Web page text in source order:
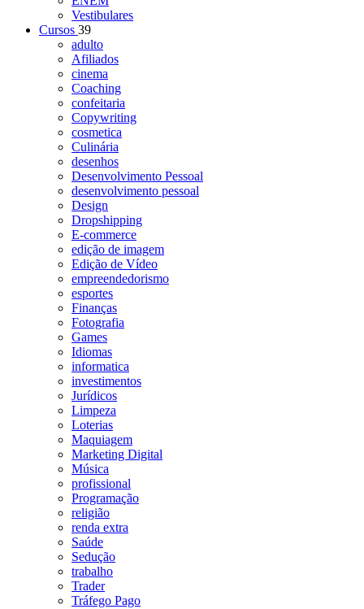
Vestibulares
Cursos 39
adulto
Afiliados
cinema
Coaching
confeitaria
Copywriting
cosmetica
Culinária
desenhos
Desenvolvimento Pessoal
desenvolvimento pessoal
Design
Dropshipping
E-commerce
edição de imagem
Edição de Vídeo
empreendedorismo
esportes
Finanças
Fotografia
Games
Idiomas
informatica
investimentos
Jurídicos
Limpeza
Loterias
Maquiagem
Marketing Digital
Música
profissional
Programação
religião
renda extra
Saúde
Sedução
trabalho
Trader
Tráfego Pago